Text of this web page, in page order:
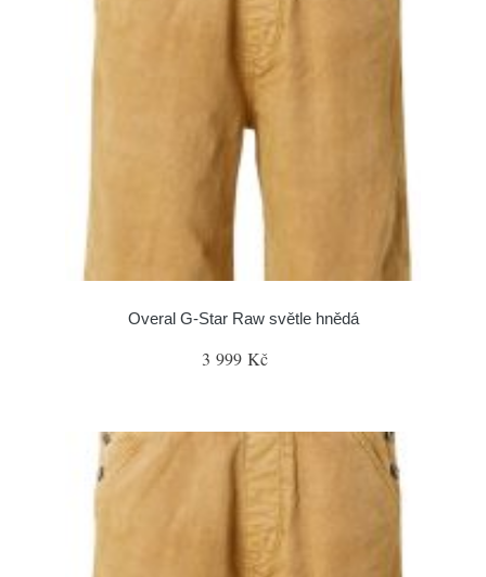
Overal G-Star Raw světle hnědá
3 999 Kč